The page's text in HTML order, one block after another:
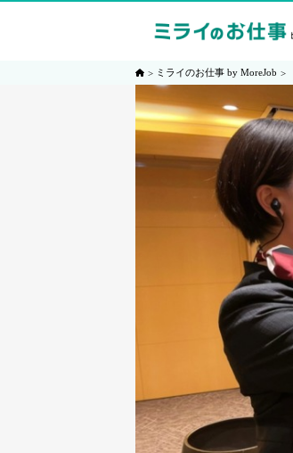
ミライのお仕事 by MoreJob